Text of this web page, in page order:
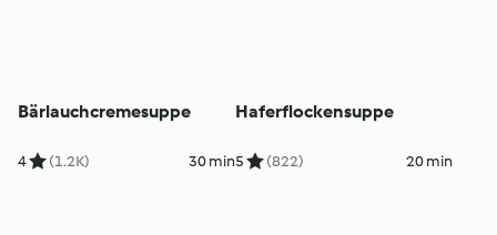
Bärlauchcremesuppe
4 (1.2K) 30 min
Haferflockensuppe
5 (822) 20 min